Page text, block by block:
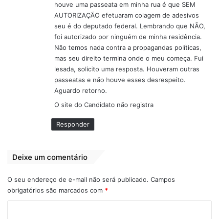
houve uma passeata em minha rua é que SEM
AUTORIZAÇÃO efetuaram colagem de adesivos
seu é do deputado federal. Lembrando que NÃO,
foi autorizado por ninguém de minha residência.
Não temos nada contra a propagandas políticas,
mas seu direito termina onde o meu começa. Fui
lesada, solicito uma resposta. Houveram outras
passeatas e não houve esses desrespeito.
Aguardo retorno.
O site do Candidato não registra
Responder
Deixe um comentário
O seu endereço de e-mail não será publicado. Campos
obrigatórios são marcados com *